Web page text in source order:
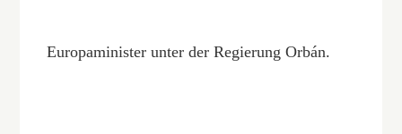
Europaminister unter der Regierung Orbán.